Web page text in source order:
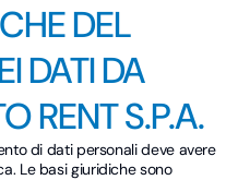
DEL
DATI DA
RENT S.P.A.
di dati personali deve avere
Le basi giuridiche sono